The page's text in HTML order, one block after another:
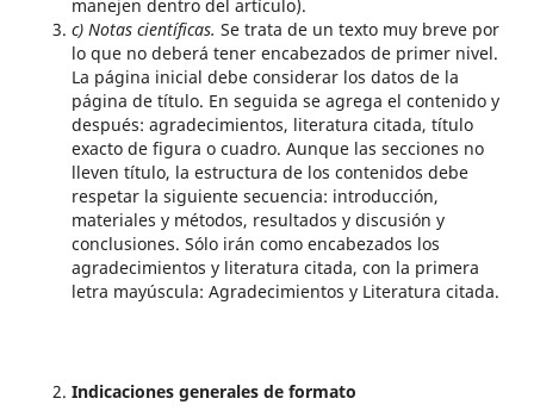
manejen dentro del artículo).
c) Notas científicas. Se trata de un texto muy breve por
lo que no deberá tener encabezados de primer nivel.
La página inicial debe considerar los datos de la
página de título. En seguida se agrega el contenido y
después: agradecimientos, literatura citada, título
exacto de figura o cuadro. Aunque las secciones no
lleven título, la estructura de los contenidos debe
respetar la siguiente secuencia: introducción,
materiales y métodos, resultados y discusión y
conclusiones. Sólo irán como encabezados los
agradecimientos y literatura citada, con la primera
letra mayúscula: Agradecimientos y Literatura citada.
Indicaciones generales de formato